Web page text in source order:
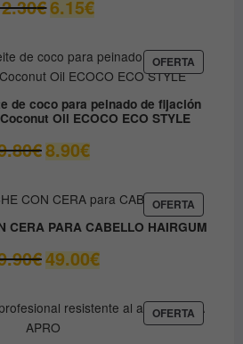
€
precio
era:
12.30€.
6.15€
precio
es:
6.15€.
OFERTA
EN
de coco para peinado de fijación
Oil ECOCO ECO STYLE
€ El
precio
era:
9.80€.
8.90€El
precio
es:
8.90€.
OFERTA
EN
OFERTA
CERA PARA CABELLO HAIRGUM
€ El
precio
era:
79.90€.
49.00€El
precio
es:
OFERTA
EN